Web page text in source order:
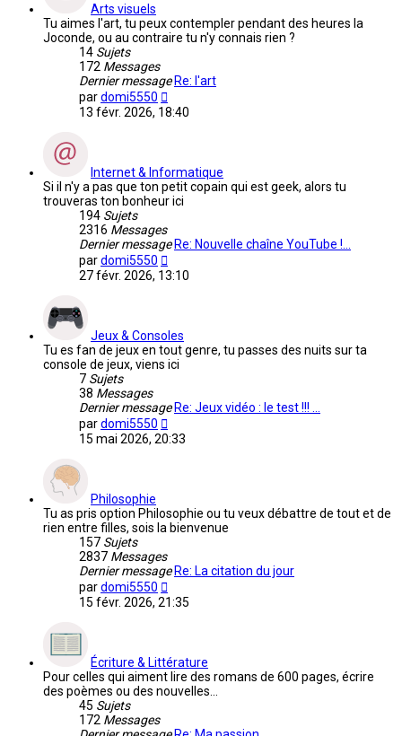
Arts visuels
Tu aimes l'art, tu peux contempler pendant des heures la
Joconde, ou au contraire tu n'y connais rien ?
14 Sujets
172 Messages
Dernier messageRe: l'art
pardomi5550
le
13 févr. 2026, 18:40
Internet & Informatique
Si il n'y a pas que ton petit copain qui est geek, alors tu
trouveras ton bonheur ici
194 Sujets
2316 Messages
Dernier messageRe: Nouvelle chaîne YouTube !…
pardomi5550
le
27 févr. 2026, 13:10
Jeux & Consoles
Tu es fan de jeux en tout genre, tu passes des nuits sur ta
console de jeux, viens ici
7 Sujets
38 Messages
Dernier messageRe: Jeux vidéo : le test !!! …
pardomi5550
le
15 mai 2026, 20:33
Philosophie
Tu as pris option Philosophie ou tu veux débattre de tout et de
rien entre filles, sois la bienvenue
157 Sujets
2837 Messages
Dernier messageRe: La citation du jour
pardomi5550
le
15 févr. 2026, 21:35
Écriture & Littérature
Pour celles qui aiment lire des romans de 600 pages, écrire
des poèmes ou des nouvelles...
45 Sujets
172 Messages